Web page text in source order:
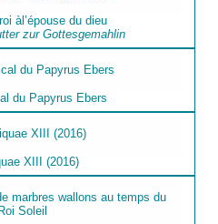
àl’épouse du dieu
zur Gottesgemahlin
du Papyrus Ebers
XIII (2016)